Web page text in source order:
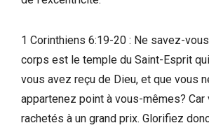
1 Corinthiens 6:19-20 : Ne savez-
corps est le temple du Saint-Esprit
vous avez reçu de Dieu, et que vous
appartenez point à vous-mêmes?
rachetés à un grand prix. Glorifiez